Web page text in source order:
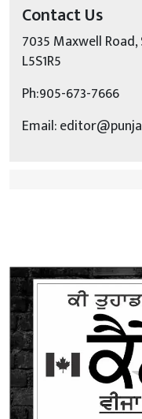
Contact Us
7035 Maxwell
L5S1R5
Ph:905-673-7666
Email: